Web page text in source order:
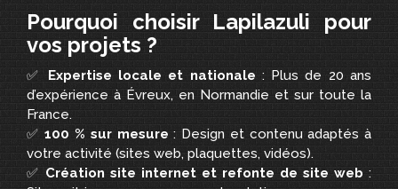
Pourquoi choisir Lapilazuli pour
vos projets ?
✅ Expertise locale et nationale : Plus de 20 ans
d’expérience à Évreux, en Normandie et sur toute la
France.
✅100 % sur mesure : Design et contenu adaptés à
votre activité (sites web, plaquettes, vidéos).
✅ Création site internet et refonte de site web :